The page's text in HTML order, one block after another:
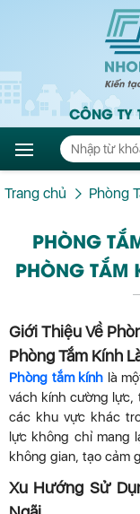
CÔNG TY
Trang chủ Phòng
PHÒNG
PHÒNG TẮM
Giới Thiệu Về
Phòng Tắm Kính
Phòng tắm kính là
vách kính cường lực,
các khu vực khác
lực không chỉ mang
không gian, tạo cảm
Xu Hướng Sử